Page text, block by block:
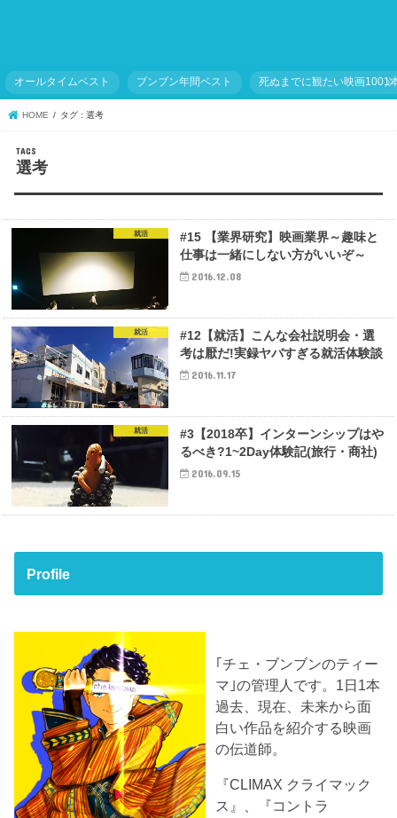
オールタイムベスト ブンブン年間ベスト 死ぬまでに観たい映画1001
HOME タグ : 選考
選考
就活
#15 【業界研究】映画業界～趣味と
仕事は一緒にしない方がいいぞ～
2016.12.08
就活
#12【就活】こんな会社説明会・選
考は厭だ!実録ヤバすぎる就活体験談
2016.11.17
就活
#3【2018卒】インターンシップはや
るべき?1~2Day体験記(旅行・商社)
2016.09.15
Profile
｢チェ・ブンブンのティー
マ｣の管理人です。1日1本
過去、現在、未来から面
白い作品を紹介する映画
の伝道師。
『CLIMAX クライマック
ス』、『コントラ